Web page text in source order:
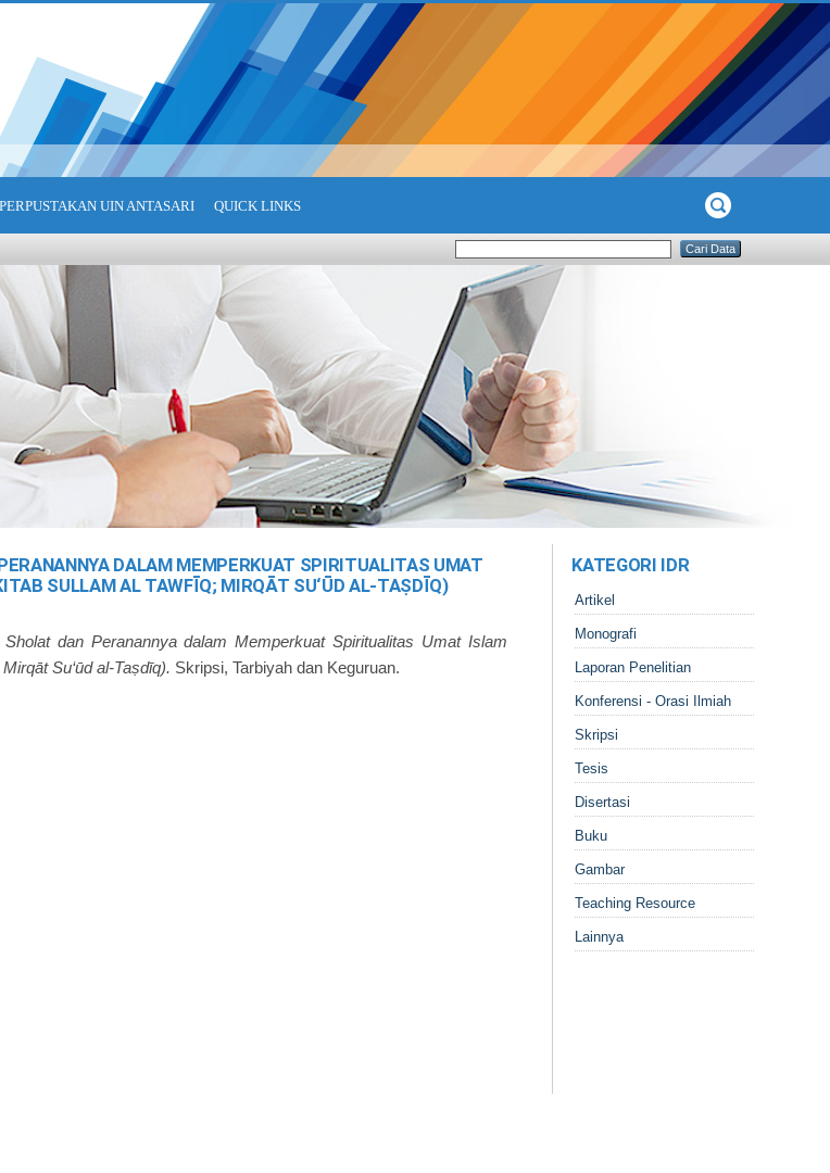
UIN ANTASARI QUICK LINKS
DALAM MEMPERKUAT SPIRITUALITAS UMAT
SULLAM AL TAWFĪQ; MIRQĀT SU‘ŪD AL-TAṢDĪQ)
Sholat dan Peranannya dalam Memperkuat Spiritualitas Umat Islam
Su‘ūd al-Taṣdīq). Skripsi, Tarbiyah dan Keguruan.
KATEGORI IDR
Artikel
Monografi
Laporan Penelitian
Konferensi - Orasi Ilmiah
Skripsi
Tesis
Disertasi
Buku
Gambar
Teaching Resource
Lainnya